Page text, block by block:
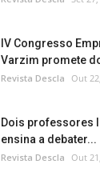
IV Congresso
Varzim promete
Revista Descla Out
Dois professores
ensina a debater...
Revista Descla Out